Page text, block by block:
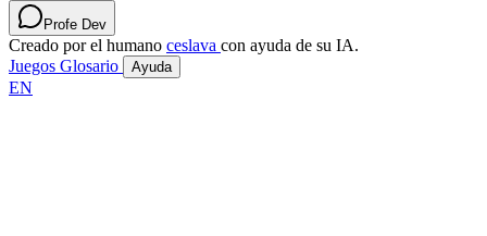
Profe Dev
Creado por el humano ceslava con ayuda de su IA.
Juegos Glosario Ayuda
EN